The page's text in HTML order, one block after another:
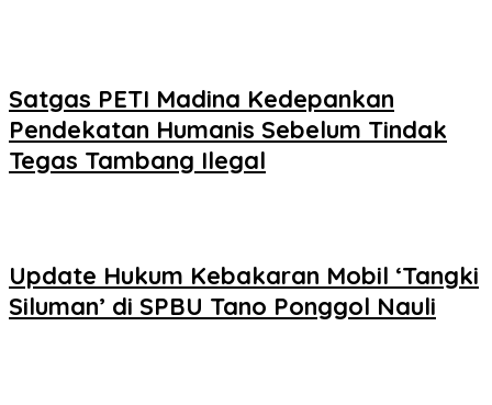
Satgas PETI Madina Kedepankan
Pendekatan Humanis Sebelum Tindak
Tegas Tambang Ilegal
Update Hukum Kebakaran Mobil ‘Tangki
Siluman’ di SPBU Tano Ponggol Nauli